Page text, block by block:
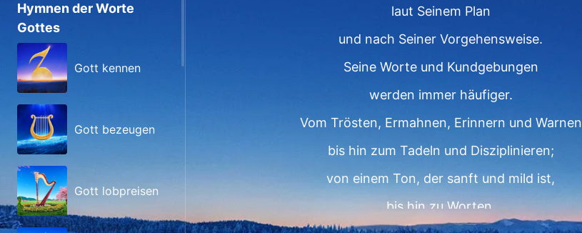
Hymnen der Worte
Gottes
Gott kennen
Gott bezeugen
Gott lobpreisen
laut Seinem Plan
und nach Seiner Vorgehensweise.
Seine Worte und Kundgebungen
werden immer häufiger.
Vom Trösten, Ermahnen, Erinnern und Warnen
bis hin zum Tadeln und Disziplinieren;
von einem Ton, der sanft und mild ist,
bis hin zu Worten,